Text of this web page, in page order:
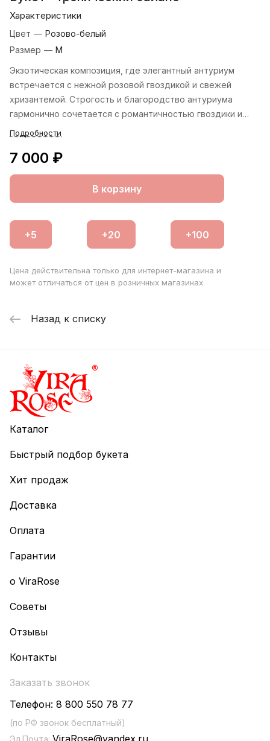
Характеристики
Цвет — Розово-белый
Размер — М
Экзотическая композиция, где элегантный антуриум
встречается с нежной розовой гвоздикой и свежей
хризантемой. Строгость и благородство антуриума
гармонично сочетается с романтичностью гвоздики и
природной свежестью хризантемы, создавая идеальный
Подробности
7 000 ₽
В корзину
Цена действительна только для интернет-магазина и
может отличаться от цен в розничных магазинах
Назад к списку
Каталог
Быстрый подбор букета
Хит продаж
Доставка
Оплата
Гарантии
о ViraRose
Советы
Отзывы
Контакты
Заказать звонок
Телефон: 8 800 550 78 77
(по РФ звонок бесплатный)
Эл.Почта: